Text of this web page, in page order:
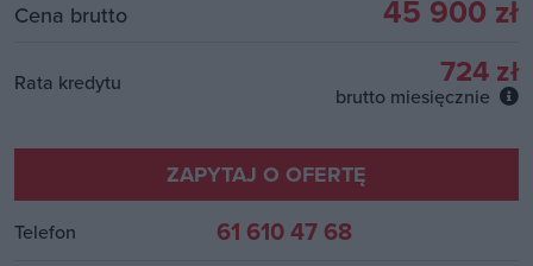
Cena brutto 45 900 zł
Rata kredytu 724 zł
brutto miesięcznie
ZAPYTAJ O OFERTĘ
Telefon 61 610 47 68